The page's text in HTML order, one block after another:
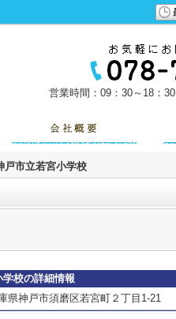
営業時間：09：30～18：30
戸市立若宮小学校
校の詳細情報
県神戸市須磨区若宮町２丁目1-21